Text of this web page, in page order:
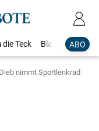
ABO
die Teck Blaulicht
Dieb nimmt Sportlenkrad